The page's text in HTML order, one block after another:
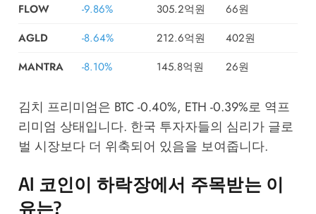
FLOW
-9.86% 305.2억원
66원
AGLD
-8.64% 212.6억원
402원
MANTRA
-8.10% 145.8억원 26원
김치 프리미엄은 BTC -0.40%, ETH -0.39%로 역프
리미엄 상태입니다. 한국 투자자들의 심리가 글로
벌 시장보다 더 위축되어 있음을 보여줍니다.
AI 코인이 하락장에서 주목받는 이
유는?